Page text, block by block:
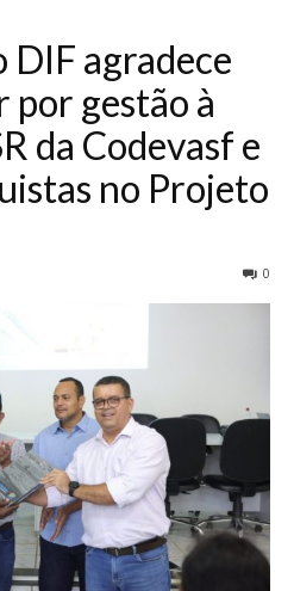
DIF agradece
por gestão à
da Codevasf e
no Projeto
0